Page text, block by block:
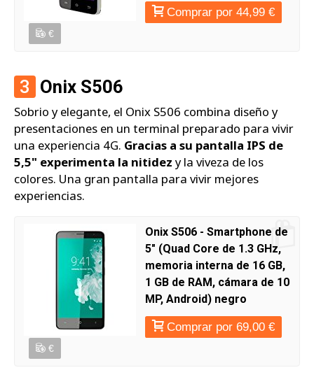
Comprar por 44,99 €
€
3 Onix S506
Sobrio y elegante, el Onix S506 combina diseño y
presentaciones en un terminal preparado para vivir
una experiencia 4G. Gracias a su pantalla IPS de
5,5" experimenta la nitidez y la viveza de los
colores. Una gran pantalla para vivir mejores
experiencias.
Onix S506 - Smartphone de
5" (Quad Core de 1.3 GHz,
memoria interna de 16 GB,
1 GB de RAM, cámara de 10
MP, Android) negro
Comprar por 69,00 €
€